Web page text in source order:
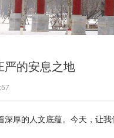
严的安息之地‌
深厚的人文底蕴。今天，让